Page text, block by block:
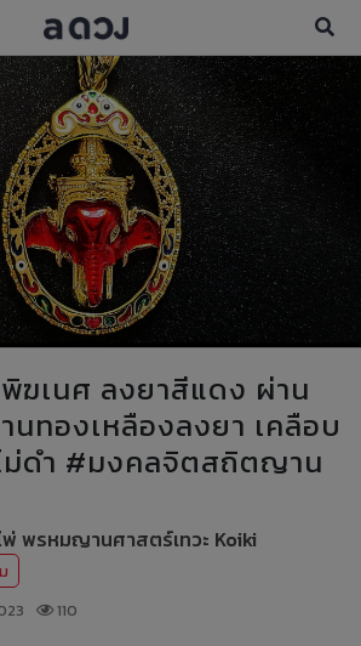
ฆเนศ ลงยาสีแดง ผ่าน
นทองเหลืองลงยา เคลือบ
ม่ดำ #มงคลจิตสถิตญาน
พ่ พรหมญานศาสตร์เทวะ Koiki
110